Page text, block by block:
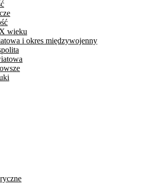
wieku
i okres międzywojenny